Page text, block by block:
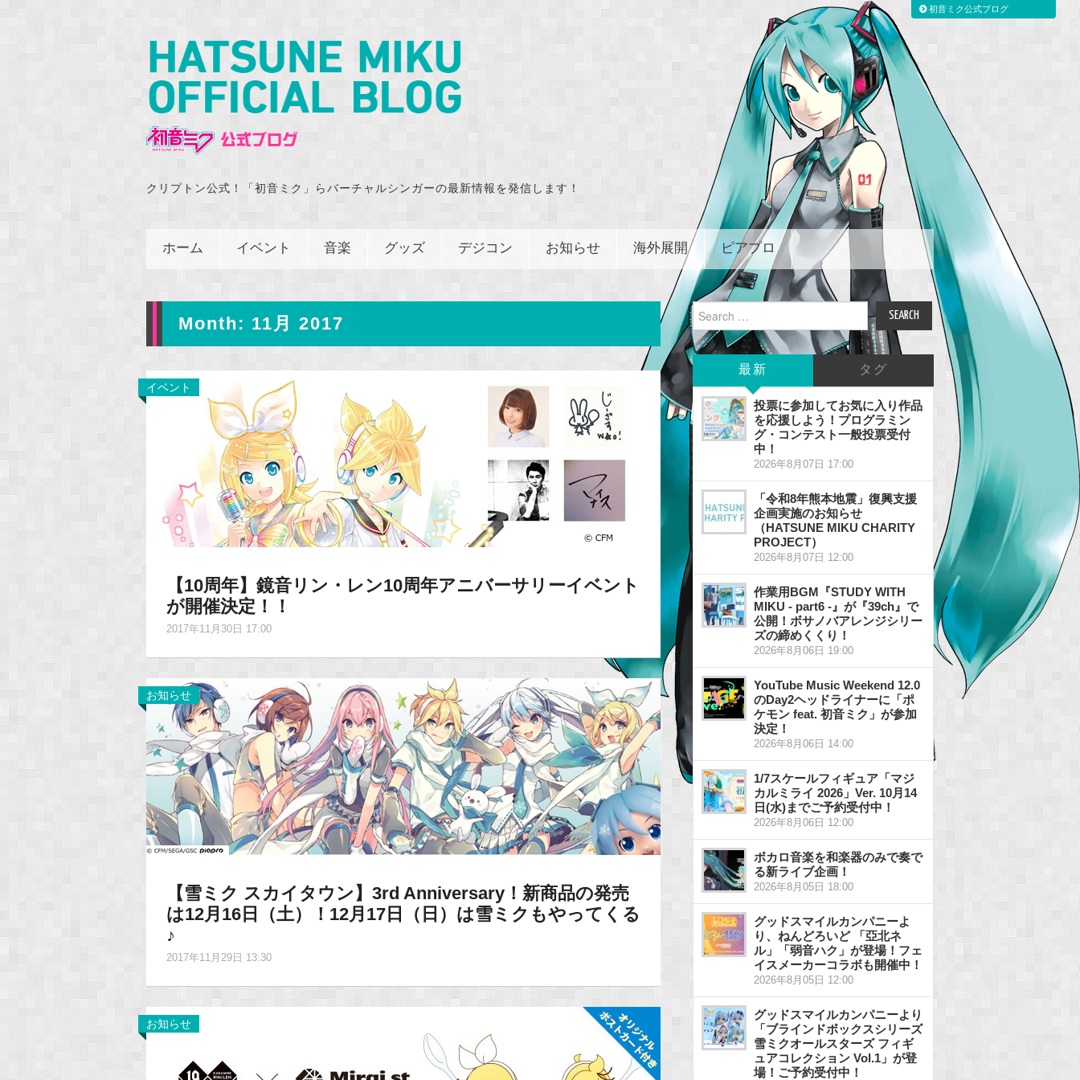
クリプトン公式！「初音ミク」らバーチャルシンガーの最新情報を発信します！
ホーム イベント 音楽 グッズ デジコン お知らせ 海外展開 ピアプロ
Month: 11月 2017
イベント
【10周年】鏡音リン・レン10周年アニバーサリーイベント
が開催決定！！
2017年11月30日 17:00
お知らせ
【雪ミク スカイタウン】3rd Anniversary！新商品の発売
は12月16日（土）！12月17日（日）は雪ミクもやってくる
♪
2017年11月29日 13:30
お知らせ
Search
for:
最新 タグ
投票に参加してお気に入り作品
を応援しよう！プログラミン
グ・コンテスト一般投票受付
中！
2026年8月07日 17:00
「令和8年熊本地震」復興支援
企画実施のお知らせ
（HATSUNE MIKU CHARITY
PROJECT）
2026年8月07日 12:00
作業用BGM『STUDY WITH
MIKU - part6 -』が『39ch』で
公開！ボサノバアレンジシリー
ズの締めくくり！
2026年8月06日 19:00
YouTube Music Weekend 12.0
のDay2ヘッドライナーに「ポ
ケモン feat. 初音ミク」が参加
決定！
2026年8月06日 14:00
1/7スケールフィギュア「マジ
カルミライ 2026」Ver. 10月14
日(水)までご予約受付中！
2026年8月06日 12:00
ボカロ音楽を和楽器のみで奏で
る新ライブ企画！
2026年8月05日 18:00
グッドスマイルカンパニーよ
り、ねんどろいど 「亞北ネ
ル」「弱音ハク」が登場！フェ
イスメーカーコラボも開催中！
2026年8月05日 12:00
グッドスマイルカンパニーより
「ブラインドボックスシリーズ
雪ミクオールスターズ フィギ
ュアコレクション Vol.1」が登
場！ご予約受付中！
初音ミク公式ブログ